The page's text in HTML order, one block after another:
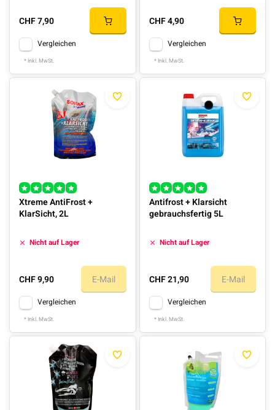
CHF 7,90
Vergleichen
* Inkl. MwSt.
CHF 4,90
Vergleichen
* Inkl. MwSt.
Xtreme AntiFrost +
KlarSicht, 2L
Nicht auf Lager
CHF 9,90 E-Mail
Vergleichen
* Inkl. MwSt.
Antifrost + Klarsicht
gebrauchsfertig 5L
Nicht auf Lager
CHF 21,90 E-Mail
Vergleichen
* Inkl. MwSt.